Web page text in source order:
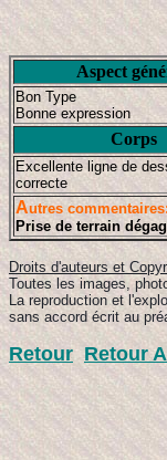
Aspect
Bon Type
Bonne expression
Corps
Excellente ligne de
correcte
Autres
Prise de terrain
Droits d'auteurs et
Toutes les images,
La reproduction et
sans accord écrit au
Retour Retour